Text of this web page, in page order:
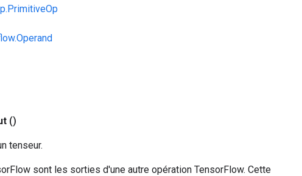
()
tenseur.
sont les sorties d'une autre opération TensorFlow. Cette